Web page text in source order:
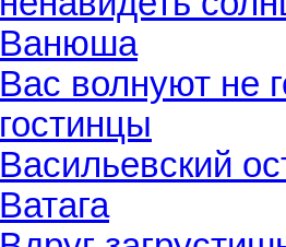
Ванюша
Вас волнуют не
гостинцы
Васильевский
Ватага